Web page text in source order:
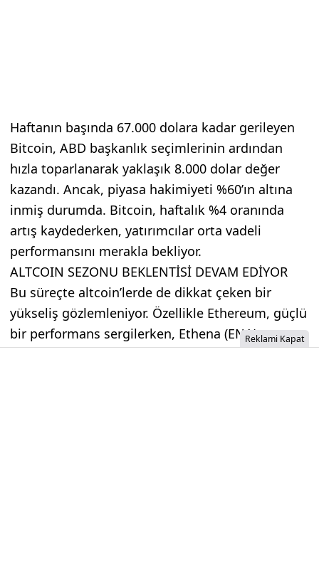
Haftanın başında 67.000 dolara kadar gerileyen
Bitcoin, ABD başkanlık seçimlerinin ardından
hızla toparlanarak yaklaşık 8.000 dolar değer
kazandı. Ancak, piyasa hakimiyeti %60’ın altına
inmiş durumda. Bitcoin, haftalık %4 oranında
artış kaydederken, yatırımcılar orta vadeli
performansını merakla bekliyor.
ALTCOIN SEZONU BEKLENTİSİ DEVAM EDİYOR
Bu süreçte altcoin’lerde de dikkat çeken bir
yükseliş gözlemleniyor. Özellikle Ethereum, güçlü
bir performans sergilerken, Ethena (ENA) veReklami Kapat